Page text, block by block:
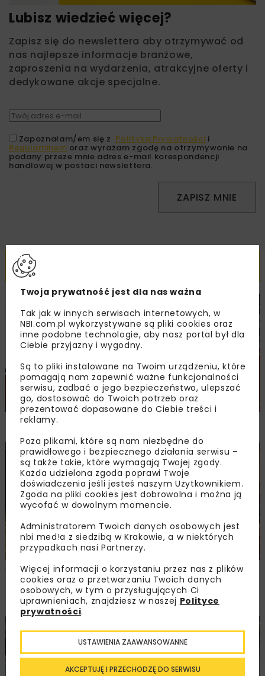
Lubisz wiedzieć więcej?
Zapisz się do newslettera aby otrzymywać od
nas najlepsze informacje branżowe,
zaproszenia na wydarzenia, atrakcyjne oferty i
dedykowane akcje specjalne.
Zapoznałam/em się z Polityką Prywatności i
Regulaminem oraz wyrażam zgodę na otrzymywanie na
podany przeze mnie adres e-mail korespondencji
handlowej w postaci newslettera.
ZAPISZ MNIE
Powiązane artykuły
DROGI MOSTY TUNELE ARCHIWUM NBI WYDARZENIA
NOVDROG 2026
DROGI MOSTY TUNELE ARCHIWUM NBI WYDARZENIA
Walne zgromadzenie członków
Ogólnopolskiej Izby Gospodarczej
Drogownictwa
BUDOWNICTWO DROGI ENERGETYKA
HYDROTECHNIKA
MOSTY TUNELE ARCHIWUM NBI
Twoja prywatność jest dla nas ważna
Tak jak w innych serwisach internetowych, w
NBI.com.pl wykorzystywane są pliki cookies oraz
inne podobne technologie, aby nasz portal był dla
Ciebie przyjazny i wygodny.
Są to pliki instalowane na Twoim urządzeniu, które
pomagają nam zapewnić ważne funkcjonalności
serwisu, zadbać o jego bezpieczeństwo, ulepszać
go, dostosować do Twoich potrzeb oraz
prezentować dopasowane do Ciebie treści i
reklamy.
Poza plikami, które są nam niezbędne do
prawidłowego i bezpiecznego działania serwisu –
są także takie, które wymagają Twojej zgody.
Każda udzielona zgoda poprawi Twoje
doświadczenia jeśli jesteś naszym Użytkownikiem.
Zgoda na pliki cookies jest dobrowolna i można ją
wycofać w dowolnym momencie.
Administratorem Twoich danych osobowych jest
nbi med!a z siedzibą w Krakowie, a w niektórych
przypadkach nasi Partnerzy.
Więcej informacji o korzystaniu przez nas z plików
cookies oraz o przetwarzaniu Twoich danych
osobowych, w tym o przysługujących Ci
uprawnieniach, znajdziesz w naszej Polityce
prywatności.
AKCEPTUJĘ I PRZECHODZĘ DO SERWISU
USTAWIENIA ZAAWANSOWANNE